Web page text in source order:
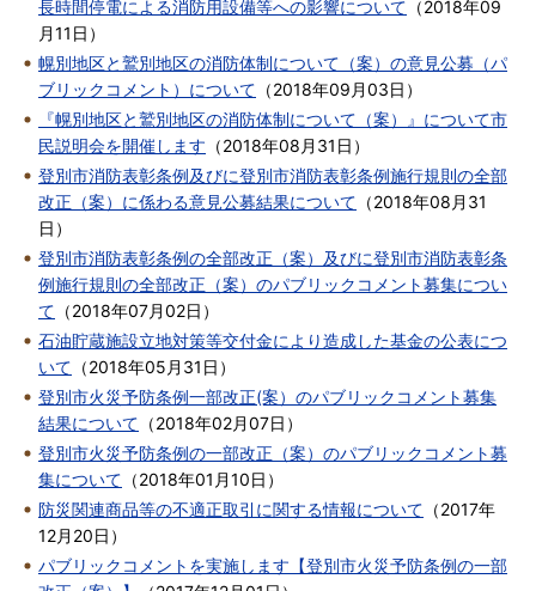
長時間停電による消防用設備等への影響について （2018年09
月11日 ）
幌別地区と鷲別地区の消防体制について（案）の意見公募（パ
ブリックコメント）について （2018年09月03日 ）
『幌別地区と鷲別地区の消防体制について（案）』について市
民説明会を開催します （2018年08月31日 ）
登別市消防表彰条例及びに登別市消防表彰条例施行規則の全部
改正（案）に係わる意見公募結果について （2018年08月31
日 ）
登別市消防表彰条例の全部改正（案）及びに登別市消防表彰条
例施行規則の全部改正（案）のパブリックコメント募集につい
て （2018年07月02日 ）
石油貯蔵施設立地対策等交付金により造成した基金の公表につ
いて （2018年05月31日 ）
登別市火災予防条例一部改正(案）のパブリックコメント募集
結果について （2018年02月07日 ）
登別市火災予防条例の一部改正（案）のパブリックコメント募
集について （2018年01月10日 ）
防災関連商品等の不適正取引に関する情報について （2017年
12月20日 ）
パブリックコメントを実施します【登別市火災予防条例の一部